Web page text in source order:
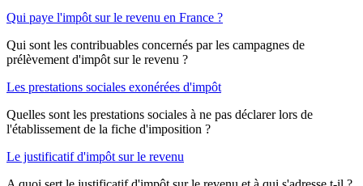
Qui paye l'impôt sur le revenu en France ?
Qui sont les contribuables concernés par les campagnes de
prélèvement d'impôt sur le revenu ?
Les prestations sociales exonérées d'impôt
Quelles sont les prestations sociales à ne pas déclarer lors de
l'établissement de la fiche d'imposition ?
Le justificatif d'impôt sur le revenu